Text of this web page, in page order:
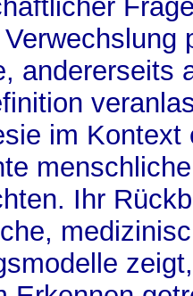
andererseits
im Kontext
Ihr